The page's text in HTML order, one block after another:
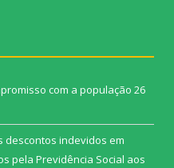
com a população 26
descontos indevidos em
pela Previdência Social aos